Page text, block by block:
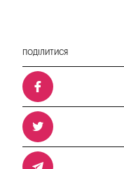
ПОДІЛИТИСЯ